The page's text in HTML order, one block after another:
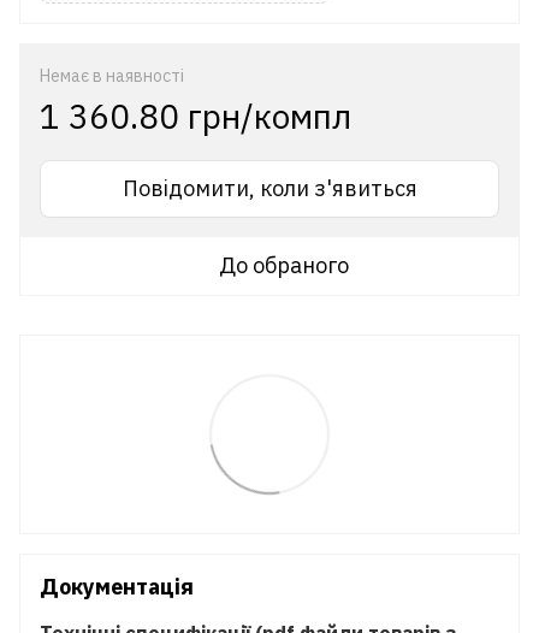
Немає в наявності
1 360.80 грн/компл
Повідомити, коли з'явиться
До обраного
Документація